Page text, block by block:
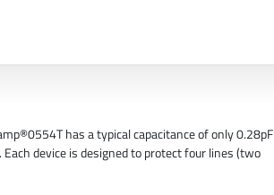
has a typical capacitance of only 0.28pF
device is designed to protect four lines (two